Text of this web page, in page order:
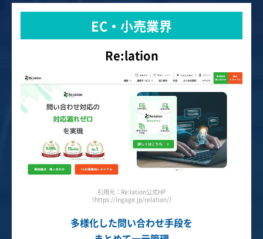
EC・小売業界
Re:lation
引用元：Re:lation公式HP
（https://ingage.jp/relation/）
多様化した問い合わせ手段を